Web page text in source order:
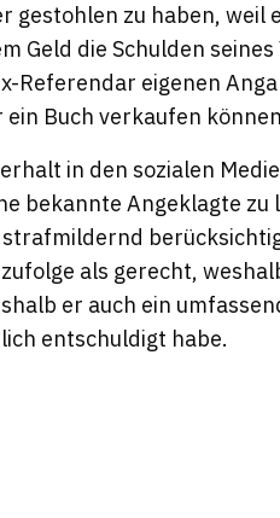
gestohlen zu haben, weil
Geld die Schulden
Referendar eigenen
Buch verkaufen
in den sozialen
bekannte Angeklagte zu
als gerecht,
er auch ein
entschuldigt habe.